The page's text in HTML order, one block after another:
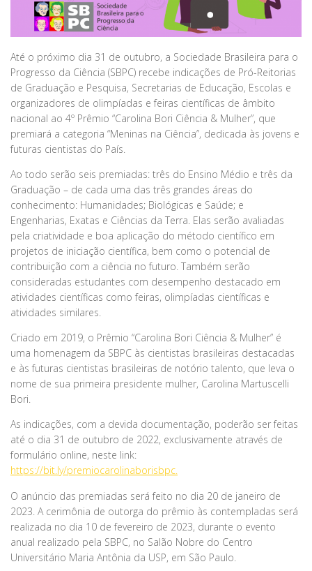
Até o próximo dia 31 de outubro, a Sociedade Brasileira para o
Progresso da Ciência (SBPC) recebe indicações de Pró-Reitorias
de Graduação e Pesquisa, Secretarias de Educação, Escolas e
organizadores de olimpíadas e feiras científicas de âmbito
nacional ao 4º Prêmio “Carolina Bori Ciência & Mulher”, que
premiará a categoria “Meninas na Ciência”, dedicada às jovens e
futuras cientistas do País.
Ao todo serão seis premiadas: três do Ensino Médio e três da
Graduação – de cada uma das três grandes áreas do
conhecimento: Humanidades; Biológicas e Saúde; e
Engenharias, Exatas e Ciências da Terra. Elas serão avaliadas
pela criatividade e boa aplicação do método científico em
projetos de iniciação científica, bem como o potencial de
contribuição com a ciência no futuro. Também serão
consideradas estudantes com desempenho destacado em
atividades científicas como feiras, olimpíadas científicas e
atividades similares.
Criado em 2019, o Prêmio “Carolina Bori Ciência & Mulher” é
uma homenagem da SBPC às cientistas brasileiras destacadas
e às futuras cientistas brasileiras de notório talento, que leva o
nome de sua primeira presidente mulher, Carolina Martuscelli
Bori.
As indicações, com a devida documentação, poderão ser feitas
até o dia 31 de outubro de 2022, exclusivamente através de
formulário online, neste link:
https://bit.ly/premiocarolinaborisbpc.
O anúncio das premiadas será feito no dia 20 de janeiro de
2023. A cerimônia de outorga do prêmio às contempladas será
realizada no dia 10 de fevereiro de 2023, durante o evento
anual realizado pela SBPC, no Salão Nobre do Centro
Universitário Maria Antônia da USP, em São Paulo.